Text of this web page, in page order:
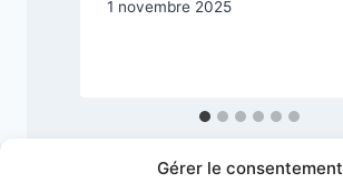
Gérer le consentement
1 novembre 2025